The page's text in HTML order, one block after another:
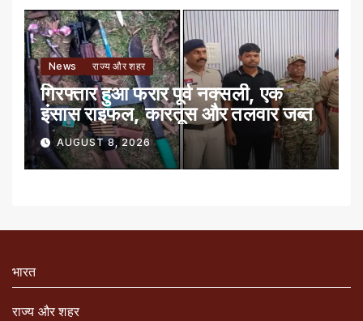
News राज्य और शहर
गिरफ्तार हुआ फरार पूर्व नक्सली, एक
इंसास राइफल, कारतूस और तलवार जब्त
AUGUST 8, 2026
भारत
राज्य और शहर